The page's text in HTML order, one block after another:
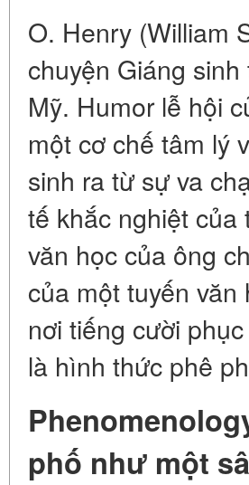
O. Henry (William
chuyện Giáng
Mỹ. Humor lễ hội
một cơ chế tâm lý
sinh ra từ sự va
tế khắc nghiệt
văn học của ông
của một tuyến
nơi tiếng cười
là hình thức phê
phố như một